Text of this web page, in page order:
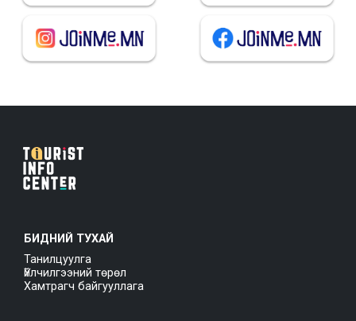
БИДНИЙ ТУХАЙ
Танилцуулга
Үйлчилгээний төрөл
Хамтрагч байгууллага